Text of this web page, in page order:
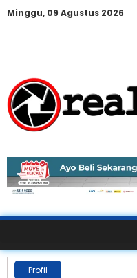
Minggu, 09 Agustus 2026
Profil